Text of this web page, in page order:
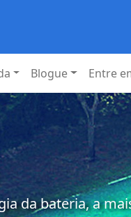
Blogue Entre
da bateria, a